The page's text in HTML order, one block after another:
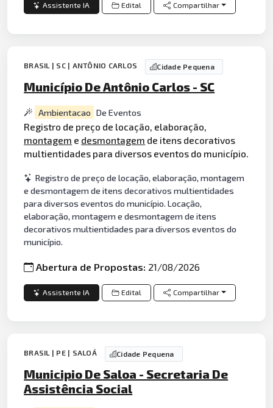
Assistente IA Edital Compartilhar
BRASIL | SC | ANTÔNIO CARLOS Cidade Pequena
Município De Antônio Carlos - SC
Ambientacao De Eventos
Registro de preço de locação, elaboração,
montagem e desmontagem de itens decorativos
multientidades para diversos eventos do município.
Registro de preço de locação, elaboração, montagem
e desmontagem de itens decorativos multientidades
para diversos eventos do município. Locação,
elaboração, montagem e desmontagem de itens
decorativos multientidades para diversos eventos do
município.
Abertura de Propostas: 21/08/2026
Assistente IA Edital Compartilhar
BRASIL | PE | SALOÁ Cidade Pequena
Municipio De Saloa - Secretaria De
Assistência Social